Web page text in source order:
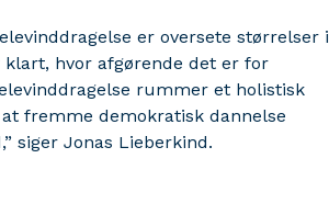
er oversete størrelser i
hvor afgørende det er for
rummer et holistisk
fremme demokratisk dannelse
siger Jonas Lieberkind.